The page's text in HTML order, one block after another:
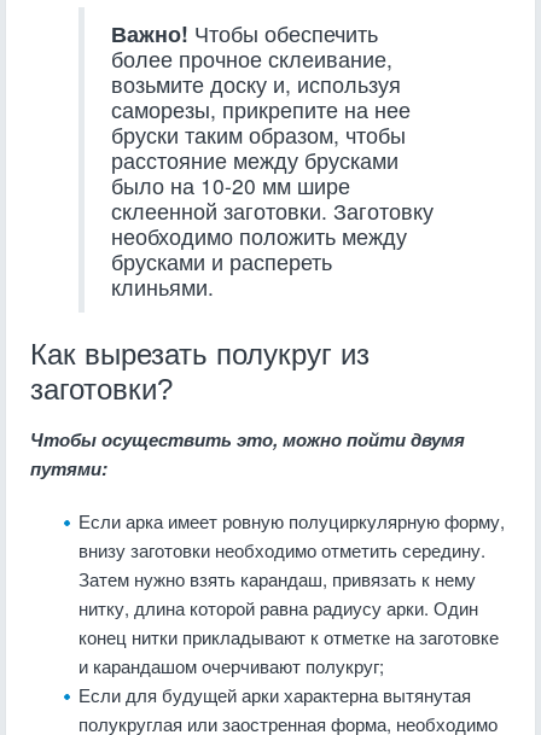
Важно! Чтобы обеспечить
более прочное склеивание,
возьмите доску и, используя
саморезы, прикрепите на нее
бруски таким образом, чтобы
расстояние между брусками
было на 10-20 мм шире
склеенной заготовки. Заготовку
необходимо положить между
брусками и распереть
клиньями.
Как вырезать полукруг из
заготовки?
Чтобы осуществить это, можно пойти двумя
путями:
Если арка имеет ровную полуциркулярную форму,
внизу заготовки необходимо отметить середину.
Затем нужно взять карандаш, привязать к нему
нитку, длина которой равна радиусу арки. Один
конец нитки прикладывают к отметке на заготовке
и карандашом очерчивают полукруг;
Если для будущей арки характерна вытянутая
полукруглая или заостренная форма, необходимо